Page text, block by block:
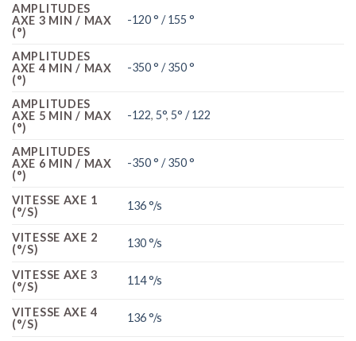
AMPLITUDES
AXE 3 MIN / MAX
(°)
-120 ° / 155 °
AMPLITUDES
AXE 4 MIN / MAX
(°)
-350 ° / 350 °
AMPLITUDES
AXE 5 MIN / MAX
(°)
-122,5°,5° / 122
AMPLITUDES
AXE 6 MIN / MAX
(°)
-350 ° / 350 °
VITESSE AXE 1
(°/S)
136 °/s
VITESSE AXE 2
(°/S)
130 °/s
VITESSE AXE 3
(°/S)
114 °/s
VITESSE AXE 4
(°/S)
136 °/s